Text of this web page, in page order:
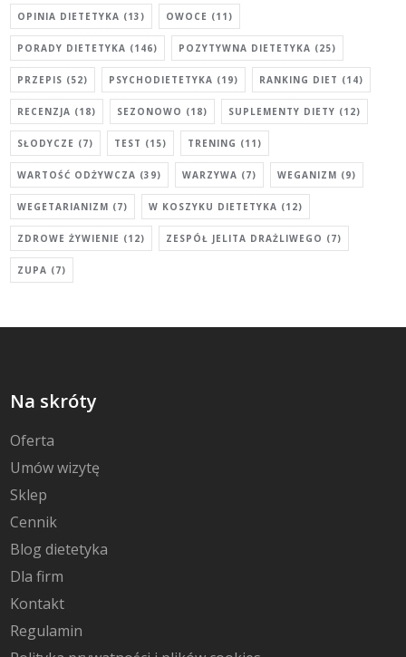
OPINIA DIETETYKA (13) OWOCE (11)
PORADY DIETETYKA (146) POZYTYWNA DIETETYKA (25)
PRZEPIS (52) PSYCHODIETETYKA (19) RANKING DIET (14)
RECENZJA (18) SEZONOWO (18) SUPLEMENTY DIETY (12)
SŁODYCZE (7) TEST (15) TRENING (11)
WARTOŚĆ ODŻYWCZA (39) WARZYWA (7) WEGANIZM (9)
WEGETARIANIZM (7) W KOSZYKU DIETETYKA (12)
ZDROWE ŻYWIENIE (12) ZESPÓŁ JELITA DRAŻLIWEGO (7)
ZUPA (7)
Na skróty
Oferta
Umów wizytę
Sklep
Cennik
Blog dietetyka
Dla firm
Kontakt
Regulamin